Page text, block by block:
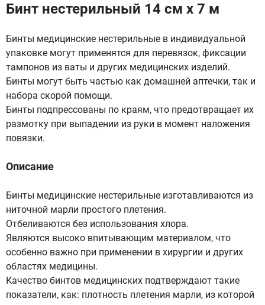
Бинт нестерильный 14 см х 7 м
Бинты медицинские нестерильные в индивидуальной
упаковке могут применятся для перевязок, фиксации
тампонов из ваты и других медицинских изделий.
Бинты могут быть частью как домашней аптечки, так и
набора скорой помощи.
Бинты подпрессованы по краям, что предотвращает их
размотку при выпадении из руки в момент наложения
повязки.
Описание
Бинты медицинские нестерильные изготавливаются из
ниточной марли простого плетения.
Отбеливаются без использования хлора.
Являются высоко впитывающим материалом, что
особенно важно при применении в хирургии и других
областях медицины.
Качество бинтов медицинских подтверждают такие
показатели, как: плотность плетения марли, из которой